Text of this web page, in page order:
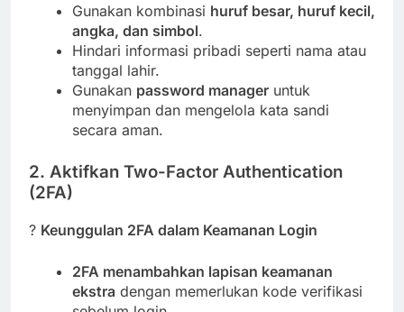
Gunakan kombinasi huruf besar, huruf kecil,
angka, dan simbol.
Hindari informasi pribadi seperti nama atau
tanggal lahir.
Gunakan password manager untuk
menyimpan dan mengelola kata sandi
secara aman.
2. Aktifkan Two-Factor Authentication
(2FA)
? Keunggulan 2FA dalam Keamanan Login
2FA menambahkan lapisan keamanan
ekstra dengan memerlukan kode verifikasi